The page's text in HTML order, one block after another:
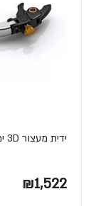
ידית מעצור 3D ימין T-MAX-17 זהב
₪1,522